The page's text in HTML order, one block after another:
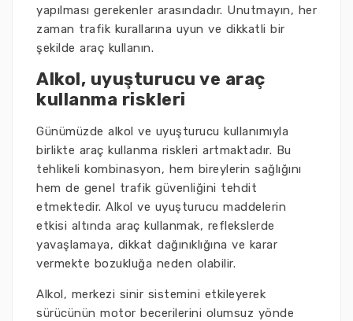
yapılması gerekenler arasındadır. Unutmayın, her
zaman trafik kurallarına uyun ve dikkatli bir
şekilde araç kullanın.
Alkol, uyuşturucu ve araç
kullanma riskleri
Günümüzde alkol ve uyuşturucu kullanımıyla
birlikte araç kullanma riskleri artmaktadır. Bu
tehlikeli kombinasyon, hem bireylerin sağlığını
hem de genel trafik güvenliğini tehdit
etmektedir. Alkol ve uyuşturucu maddelerin
etkisi altında araç kullanmak, reflekslerde
yavaşlamaya, dikkat dağınıklığına ve karar
vermekte bozukluğa neden olabilir.
Alkol, merkezi sinir sistemini etkileyerek
sürücünün motor becerilerini olumsuz yönde